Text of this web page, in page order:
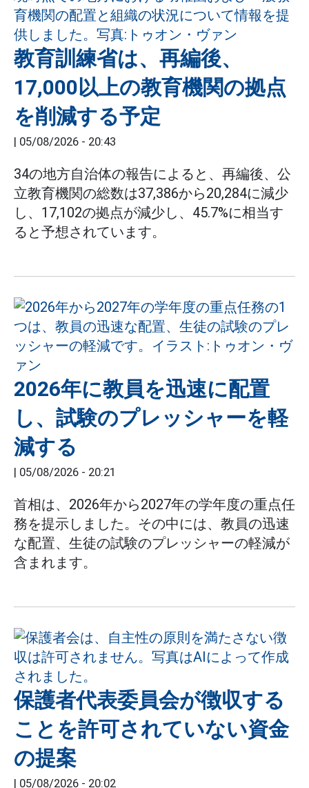
教育訓練省は、再編後、
17,000以上の教育機関の拠点
を削減する予定
| 05/08/2026 - 20:43
34の地方自治体の報告によると、再編後、公
立教育機関の総数は37,386から20,284に減少
し、17,102の拠点が減少し、45.7%に相当す
ると予想されています。
2026年に教員を迅速に配置
し、試験のプレッシャーを軽
減する
| 05/08/2026 - 20:21
首相は、2026年から2027年の学年度の重点任
務を提示しました。その中には、教員の迅速
な配置、生徒の試験のプレッシャーの軽減が
含まれます。
保護者代表委員会が徴収する
ことを許可されていない資金
の提案
| 05/08/2026 - 20:02